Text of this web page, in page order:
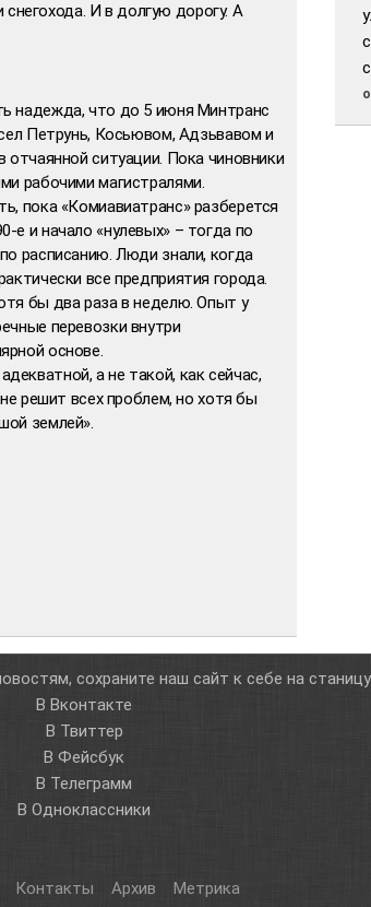
И в долгую дорогу. А
надежда, что до 5 июня Минтранс
Петрунь, Косьювом, Адзьвавом и
ситуации. Пока чиновники
рабочими магистралями.
пока «Комиавиатранс» разберется
и начало «нулевых» – тогда по
расписанию. Люди знали, когда
все предприятия города.
бы два раза в неделю. Опыт у
перевозки внутри
основе.
а не такой, как сейчас,
решит всех проблем, но хотя бы
землей».
сохраните наш сайт к себе на станицу
В Вконтакте
В Твиттер
В Фейсбук
В Телеграмм
В Одноклассники
Контакты Архив
Метрика